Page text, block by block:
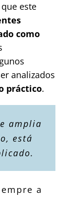
que este
como
analizados
práctico.
amplia
está
a